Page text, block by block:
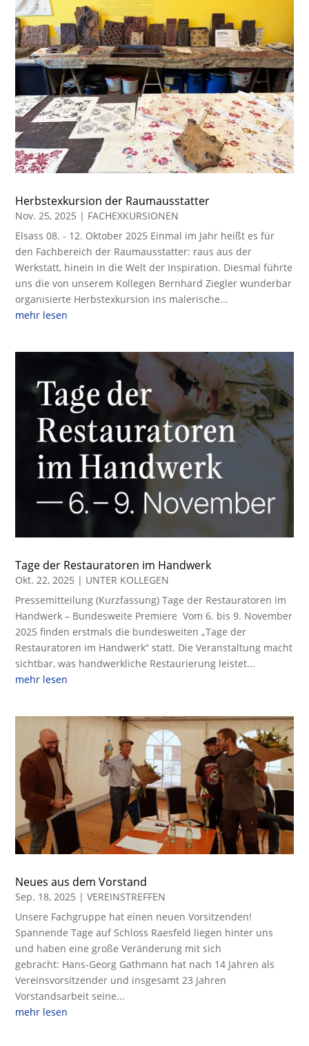
Herbstexkursion der Raumausstatter
Nov. 25, 2025 | FACHEXKURSIONEN
Elsass 08. - 12. Oktober 2025 Einmal im Jahr heißt es für
den Fachbereich der Raumausstatter: raus aus der
Werkstatt, hinein in die Welt der Inspiration. Diesmal führte
uns die von unserem Kollegen Bernhard Ziegler wunderbar
organisierte Herbstexkursion ins malerische...
mehr lesen
Tage der Restauratoren im Handwerk
Okt. 22, 2025 | UNTER KOLLEGEN
Pressemitteilung (Kurzfassung) Tage der Restauratoren im
Handwerk – Bundesweite Premiere Vom 6. bis 9. November
2025 finden erstmals die bundesweiten „Tage der
Restauratoren im Handwerk“ statt. Die Veranstaltung macht
sichtbar, was handwerkliche Restaurierung leistet...
mehr lesen
Neues aus dem Vorstand
Sep. 18, 2025 |VEREINSTREFFEN
Unsere Fachgruppe hat einen neuen Vorsitzenden!
Spannende Tage auf Schloss Raesfeld liegen hinter uns
und haben eine große Veränderung mit sich
gebracht: Hans-Georg Gathmann hat nach 14 Jahren als
Vereinsvorsitzender und insgesamt 23 Jahren
Vorstandsarbeit seine...
mehr lesen